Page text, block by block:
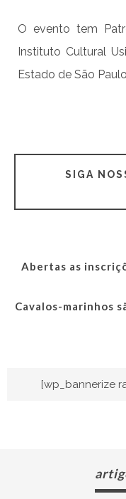
O evento tem
Instituto Cultural
Estado de São
SIGA
Abertas as
Cavalos-marinhos
[wp_bannerize